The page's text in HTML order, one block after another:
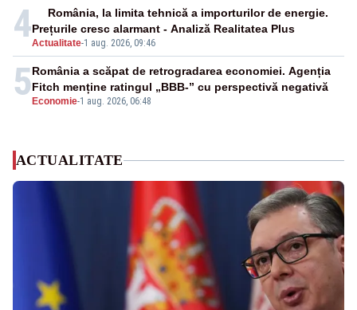
4Actualitate-1 aug. 2026, 09:46
România, la limita tehnică a importurilor de energie.
Prețurile cresc alarmant - Analiză Realitatea Plus
5 Economie-1 aug. 2026, 06:48
România a scăpat de retrogradarea economiei. Agenția
Fitch menține ratingul „BBB-” cu perspectivă negativă
ACTUALITATE